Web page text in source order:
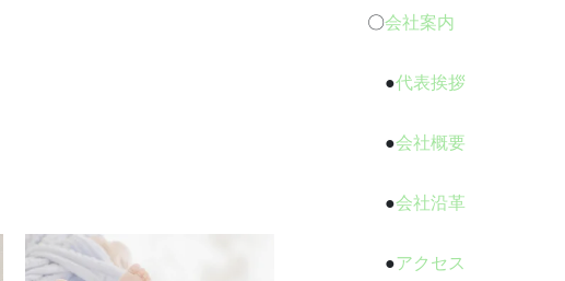
〇会社案内
●代表挨拶
●会社概要
●会社沿革
●アクセス